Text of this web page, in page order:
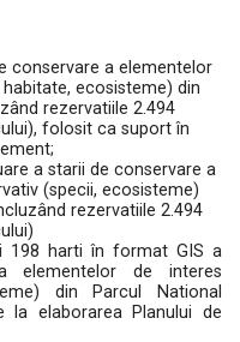
conservare a elementelor
ecosisteme) din
rezervatiile 2.494
folosit ca suport în
a starii de conservare a
(specii, ecosisteme)
rezervatiile 2.494
198 harti în format GIS a
elementelor de interes
din Parcul National
elaborarea Planului de